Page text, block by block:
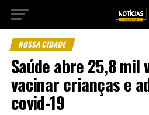
NOSSA CIDADE
Saúde abre 25,8 mil
vacinar crianças e
covid-19